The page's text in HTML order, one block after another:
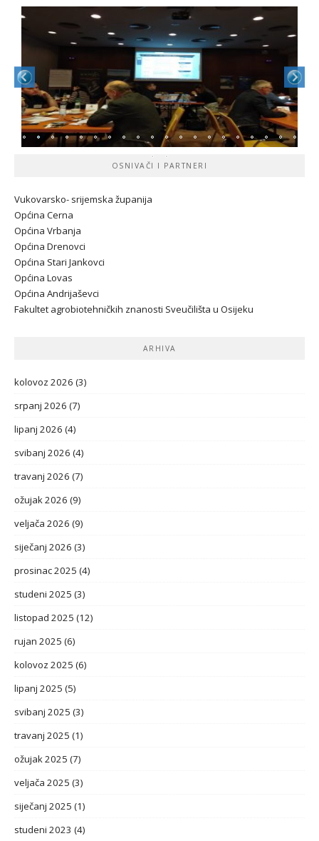
OSNIVAČI I PARTNERI
Vukovarsko- srijemska županija
Općina Cerna
Općina Vrbanja
Općina Drenovci
Općina Stari Jankovci
Općina Lovas
Općina Andrijaševci
Fakultet agrobiotehničkih znanosti Sveučilišta u Osijeku
ARHIVA
kolovoz 2026 (3)
srpanj 2026 (7)
lipanj 2026 (4)
svibanj 2026 (4)
travanj 2026 (7)
ožujak 2026 (9)
veljača 2026 (9)
siječanj 2026 (3)
prosinac 2025 (4)
studeni 2025 (3)
listopad 2025 (12)
rujan 2025 (6)
kolovoz 2025 (6)
lipanj 2025 (5)
svibanj 2025 (3)
travanj 2025 (1)
ožujak 2025 (7)
veljača 2025 (3)
siječanj 2025 (1)
studeni 2023 (4)